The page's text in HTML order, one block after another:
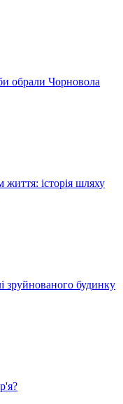
обрали Чорновола
історія шляху
будинку